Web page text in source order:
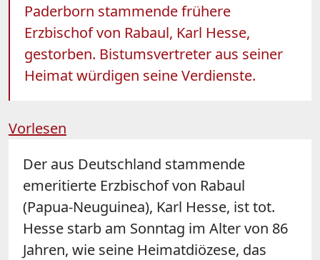
Paderborn stammende frühere
Erzbischof von Rabaul, Karl Hesse,
gestorben. Bistumsvertreter aus seiner
Heimat würdigen seine Verdienste.
Vorlesen
Der aus Deutschland stammende
emeritierte Erzbischof von Rabaul
(Papua-Neuguinea), Karl Hesse, ist tot.
Hesse starb am Sonntag im Alter von 86
Jahren, wie seine Heimatdiözese, das